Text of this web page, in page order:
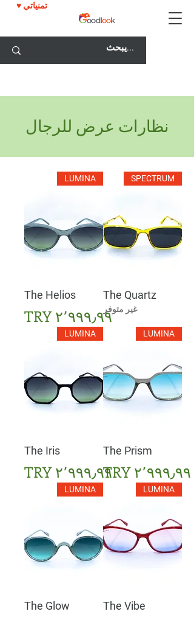
♥ تمنياتي
نظارات عرض للرجال
SPECTRUM
The Quartz
غير متوفر
LUMINA
The Helios
السعر
LUMINA
The Prism
السعر
LUMINA
The Iris
السعر
LUMINA
The Vibe
LUMINA
The Glow